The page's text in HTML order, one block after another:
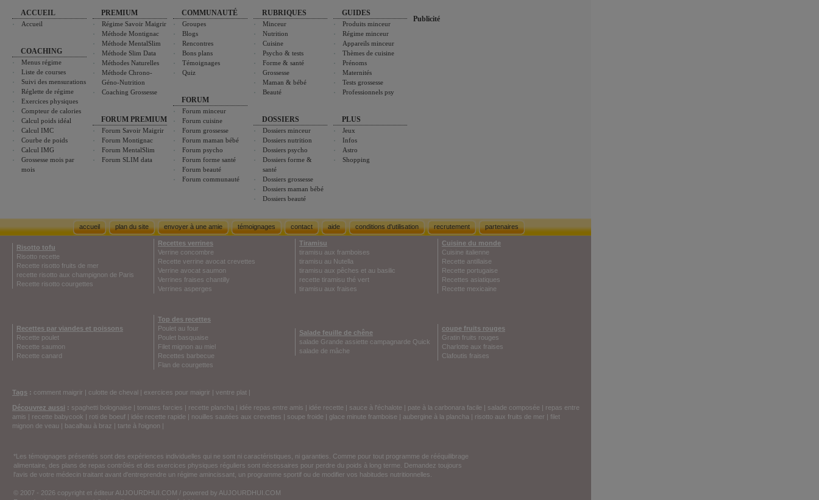
ACCUEIL
Accueil
COACHING
Menus régime
Liste de courses
Suivi des mensurations
Réglette de régime
Exercices physiques
Compteur de calories
Calcul poids idéal
Calcul IMC
Courbe de poids
Calcul IMG
Grossesse mois par
mois
PREMIUM
Régime Savoir Maigrir
Méthode Montignac
Méthode MentalSlim
Méthode Slim Data
Méthodes Naturelles
Méthode Chrono-
Géno-Nutrition
Coaching Grossesse
FORUM PREMIUM
Forum Savoir Maigrir
Forum Montignac
Forum MentalSlim
Forum SLIM data
COMMUNAUTÉ
Groupes
Blogs
Rencontres
Bons plans
Témoignages
Quiz
FORUM
Forum minceur
Forum cuisine
Forum grossesse
Forum maman bébé
Forum psycho
Forum forme santé
Forum beauté
Forum communauté
RUBRIQUES
Minceur
Nutrition
Cuisine
Psycho & tests
Forme & santé
Grossesse
Maman & bébé
Beauté
DOSSIERS
Dossiers minceur
Dossiers nutrition
Dossiers psycho
Dossiers forme &
santé
Dossiers grossesse
Dossiers maman bébé
Dossiers beauté
GUIDES
Produits minceur
Régime minceur
Appareils minceur
Thèmes de cuisine
Prénoms
Maternités
Tests grossesse
Professionnels psy
PLUS
Jeux
Infos
Astro
Shopping
Publicité
accueil plan du site envoyer à une amie témoignages contact aide conditions d'utilisation recrutement partenaires
Risotto tofu
Risotto recette
Recette risotto fruits de mer
recette risotto aux champignon de Paris
Recette risotto courgettes
Recettes verrines
Verrine concombre
Recette verrine avocat crevettes
Verrine avocat saumon
Verrines fraises chantilly
Verrines asperges
Tiramisu
tiramisu aux framboises
tiramisu au Nutella
tiramisu aux pêches et au basilic
recette tiramisu thé vert
tiramisu aux fraises
Cuisine du monde
Cuisine italienne
Recette antillaise
Recette portugaise
Recettes asiatiques
Recette mexicaine
Recettes par viandes et poissons
Recette poulet
Recette saumon
Recette canard
Top des recettes
Poulet au four
Poulet basquaise
Filet mignon au miel
Recettes barbecue
Flan de courgettes
Salade feuille de chêne
salade Grande assiette campagnarde Quick
salade de mâche
coupe fruits rouges
Gratin fruits rouges
Charlotte aux fraises
Clafoutis fraises
Tags : comment maigrir | culotte de cheval | exercices pour maigrir | ventre plat |
Découvrez aussi : spaghetti bolognaise | tomates farcies | recette plancha | idée repas entre amis | idée recette | sauce à l'échalote | pate à la carbonara facile | salade composée | repas entre
amis | recette babycook | roti de boeuf | idée recette rapide | nouilles sautées aux crevettes | soupe froide | glace minute framboise | aubergine à la plancha | risotto aux fruits de mer | filet
mignon de veau | bacalhau à braz | tarte à l'oignon |
*Les témoignages présentés sont des expériences individuelles qui ne sont ni caractéristiques, ni garanties. Comme pour tout programme de rééquilibrage
alimentaire, des plans de repas contrôlés et des exercices physiques réguliers sont nécessaires pour perdre du poids à long terme. Demandez toujours
l'avis de votre médecin traitant avant d'entreprendre un régime amincissant, un programme sportif ou de modifier vos habitudes nutritionnelles.
© 2007 - 2026 copyright et éditeur AUJOURDHUI.COM / powered by AUJOURDHUI.COM